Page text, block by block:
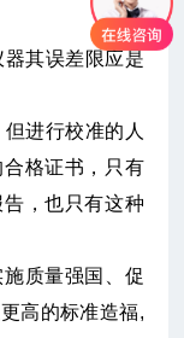
其误差限应是
进行校准的人
格证书，只有
，也只有这种
质量强国、促
高的标准造福,